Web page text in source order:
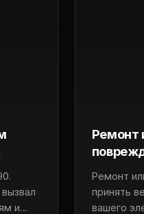
и
Ремонт
Ремонт
принять
вашего